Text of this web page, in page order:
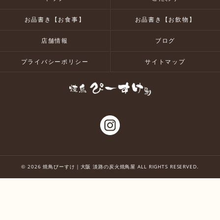
お品書き【お食事】 お品書き【お飲物】
店舗情報 ブログ
プライバシーポリシー サイトマップ
© 2026 焼鳥ぴーすけ｜大阪 淡路の炭火焼鳥屋 ALL RIGHTS RESERVED.